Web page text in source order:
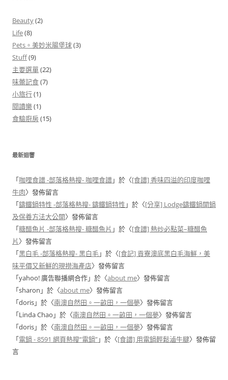
Beauty(2)
Life(8)
Pets。美妙米腸堡球(3)
Stuff(9)
主要選單(22)
味蕾記食(7)
小旅行(1)
閱讀樂(1)
食驗廚房(15)
最新迴響
「咖哩食譜 -部落格熱搜- 咖哩食譜」於〈[食譜] 香味四溢的印度咖哩
牛肉〉發佈留言
「鑄鐵鍋特性 -部落格熱搜- 鑄鐵鍋特性 」於〈[分享] Lodge鑄鐵鍋開鍋
及保養方法大公開〉發佈留言
「糖醋魚片 -部落格熱搜- 糖醋魚片 」於〈[食譜] 熱炒必點菜–糖醋魚
片 〉發佈留言
「黑白毛 -部落格熱搜- 黑白毛」於〈[食記] 貢寮澳底黑白毛海鮮，美
味平價又新鮮的現撈海產店〉發佈留言
「yahoo! 廣告聯播網合作」於〈about me〉發佈留言
「sharon 」於〈about me〉發佈留言
「doris」於〈南澳自然田。一畝田，一個夢〉發佈留言
「Linda Chao 」於〈南澳自然田。一畝田，一個夢〉發佈留言
「doris」於〈南澳自然田。一畝田，一個夢〉發佈留言
「電鍋 - 8591 網頁熱搜“電鍋”」於〈[食譜] 用電鍋輕鬆滷牛腱〉發佈留
言